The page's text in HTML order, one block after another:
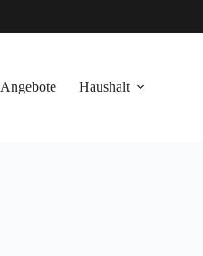
Angebote Haushalt